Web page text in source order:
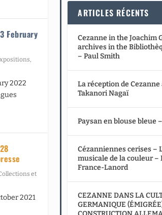
February
,
2022
et
2021
ARTICLES RÉCENTS
Cezanne in the Joachim
archives in the
– Paul Smith
La réception de Cezanne
Takanori Nagaï
Paysan en blouse bleue
Cézanniennes cerises –
musicale de la couleur –
France-Lanord
CEZANNE DANS LA
GERMANIQUE